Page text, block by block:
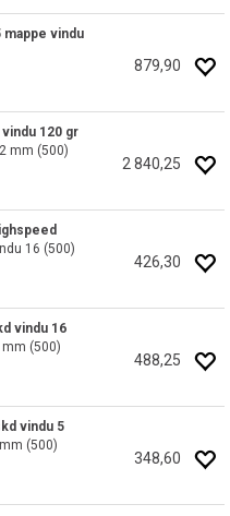
mappe vindu
879,90
120 gr
mm (500)
2 840,25
16 (500)
426,30
vindu 16
(500)
488,25
vindu 5
(500)
348,60